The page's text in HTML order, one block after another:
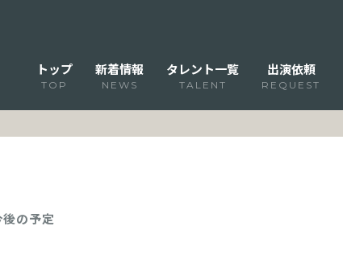
トップ
TOP
新着情報
NEWS
タレント一覧
TALENT
出演依頼
REQUEST
の予定